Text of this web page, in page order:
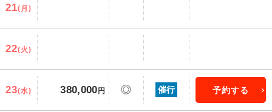
21(月)
22(火)
23(水) 380,000 円 ◎ 催行 予約する